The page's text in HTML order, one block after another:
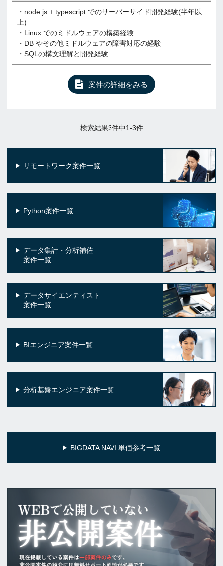
・node.js + typescript でのサーバーサイド開発経験(半年以
上)
・Linux でのミドルウェアの構築経験
・DB やその他ミドルウェアの障害対応の経験
・SQLの構文理解と開発経験
案件の詳細をみる
検索結果3件中1-3件
リモートワーク案件一覧
Python案件一覧
データ集計・分析補佐
案件一覧
データサイエンティスト
案件一覧
BIエンジニア案件一覧
分析基盤エンジニア案件一覧
BIGDATA NAVI 単価参考一覧